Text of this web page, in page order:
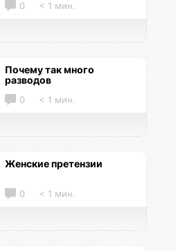
0 < 1 мин.
Почему так много
разводов
0 < 1 мин.
Женские претензии
0 < 1 мин.